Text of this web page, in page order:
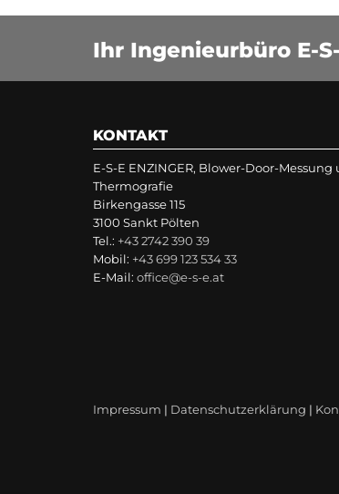
Ihr Ingenieurbüro E-
KONTAKT
E-S-E ENZINGER, Blower-Door-Messung
Thermografie
Birkengasse 115
3100 Sankt Pölten
Tel.: +43 2742 390 39
Mobil: +43 699 123 534 33
E-Mail: office@e-s-e.at
Impressum | Datenschutzerklärung |